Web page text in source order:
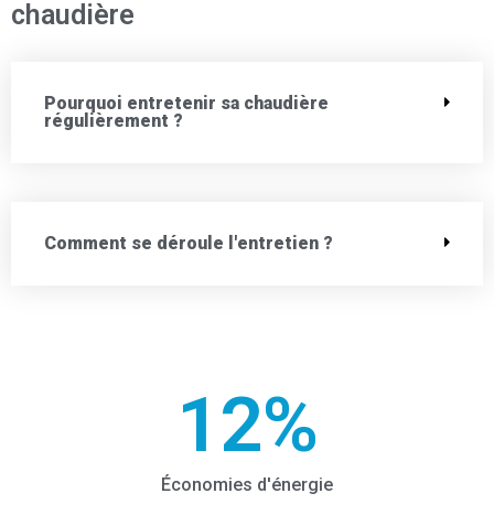
chaudière
Pourquoi entretenir sa chaudière
régulièrement ?
Comment se déroule l'entretien ?
Économies d'énergie
12%